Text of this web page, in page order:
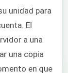
unidad para
El
a una
una copia
en que